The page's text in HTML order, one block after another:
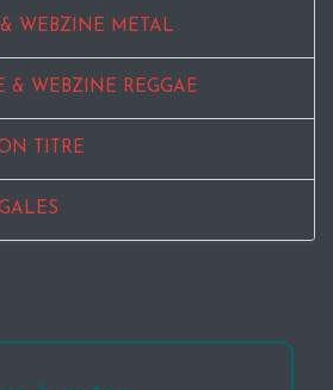
WEBZINE METAL
& WEBZINE REGGAE
TITRE